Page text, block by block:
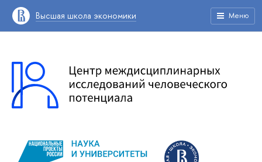
Высшая школа экономики Меню